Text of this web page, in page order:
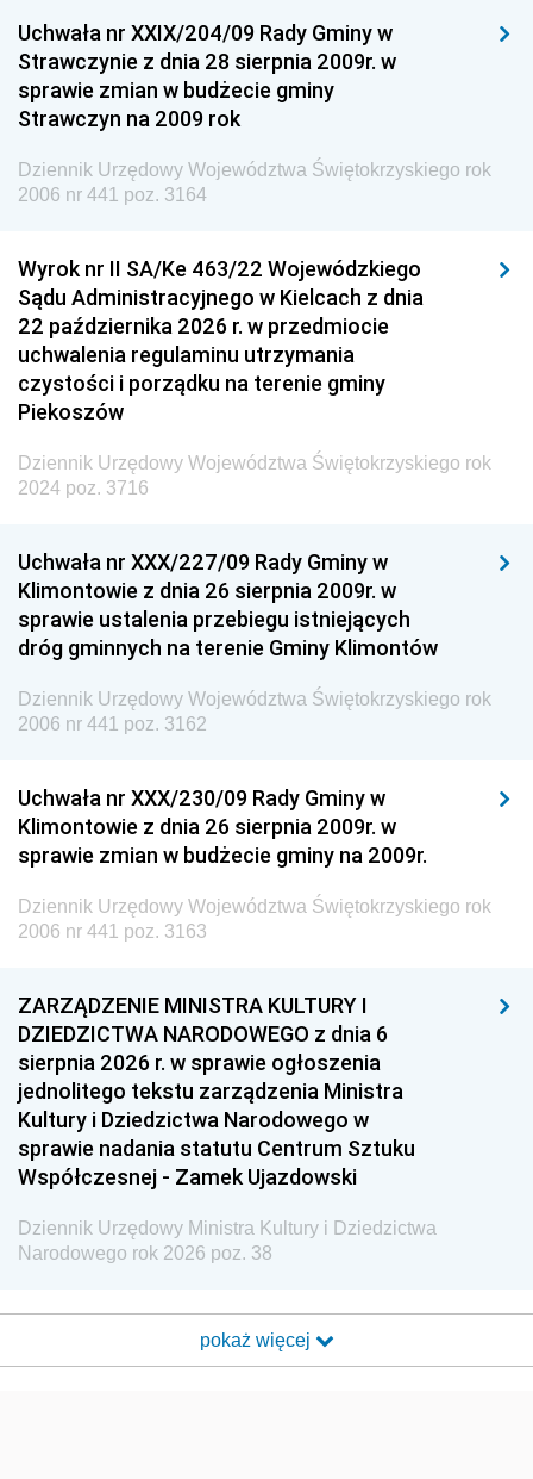
Dziennik Urzędowy Ministra Przemysłu
Dziennik Urzędowy Ministra Finansów i Gospodarki
Dziennik Urzędowy Ministra do Spraw Unii
Dziennik Urzędowy Agencji Wywiadu
Uchwała nr XXIX/204/09 Rady Gminy w
Strawczynie z dnia 28 sierpnia 2009r. w
sprawie zmian w budżecie gminy
Strawczyn na 2009 rok
Dziennik Urzędowy Województwa Świętokrzyskiego rok
2006 nr 441 poz. 3164
Wyrok nr II SA/Ke 463/22 Wojewódzkiego
Sądu Administracyjnego w Kielcach z dnia
22 października 2026 r. w przedmiocie
uchwalenia regulaminu utrzymania
czystości i porządku na terenie gminy
Piekoszów
Dziennik Urzędowy Województwa Świętokrzyskiego rok
2024 poz. 3716
Uchwała nr XXX/227/09 Rady Gminy w
Klimontowie z dnia 26 sierpnia 2009r. w
sprawie ustalenia przebiegu istniejących
dróg gminnych na terenie Gminy Klimontów
Dziennik Urzędowy Województwa Świętokrzyskiego rok
2006 nr 441 poz. 3162
Uchwała nr XXX/230/09 Rady Gminy w
Klimontowie z dnia 26 sierpnia 2009r. w
sprawie zmian w budżecie gminy na 2009r.
Dziennik Urzędowy Województwa Świętokrzyskiego rok
2006 nr 441 poz. 3163
ZARZĄDZENIE MINISTRA KULTURY I
DZIEDZICTWA NARODOWEGO z dnia 6
sierpnia 2026 r. w sprawie ogłoszenia
jednolitego tekstu zarządzenia Ministra
Kultury i Dziedzictwa Narodowego w
sprawie nadania statutu Centrum Sztuku
Współczesnej - Zamek Ujazdowski
Dziennik Urzędowy Ministra Kultury i Dziedzictwa
Narodowego rok 2026 poz. 38
pokaż więcej